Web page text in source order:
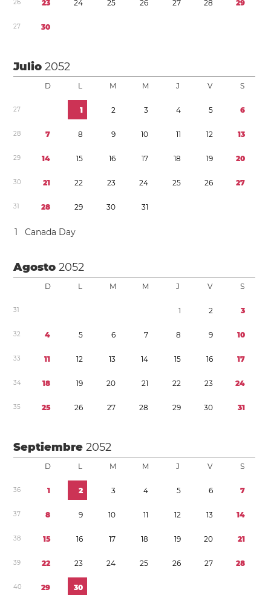
26 23 24 25 26 27 28 29
27 30
Julio2052
D L M M J V S
27 1 2 3 4 5 6
28 7 8 9 10 11 12 13
29 14 15 16 17 18 19 20
30 21 22 23 24 25 26 27
31 28 29 30 31
1 Canada Day
Agosto2052
D L M M J V S
31 1 2 3
32 4 5 6 7 8 9 10
33 11 12 13 14 15 16 17
34 18 19 20 21 22 23 24
35 25 26 27 28 29 30 31
Septiembre2052
D L M M J V S
36 1 2 3 4 5 6 7
37 8 9 10 11 12 13 14
38 15 16 17 18 19 20 21
39 22 23 24 25 26 27 28
40 29 30